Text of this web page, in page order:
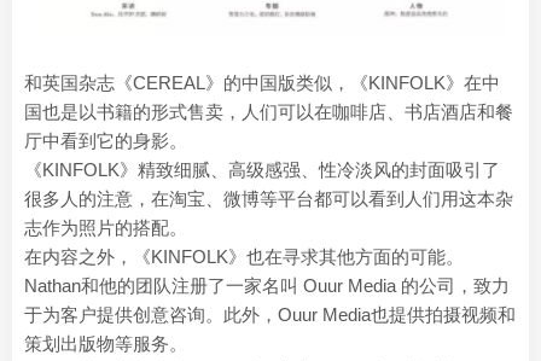
和英国杂志《CEREAL》的中国版类似，《KINFOLK》在中
国也是以书籍的形式售卖，人们可以在咖啡店、书店酒店和餐
厅中看到它的身影。
《KINFOLK》精致细腻、高级感强、性冷淡风的封面吸引了
很多人的注意，在淘宝、微博等平台都可以看到人们用这本杂
志作为照片的搭配。
在内容之外，《KINFOLK》也在寻求其他方面的可能。
Nathan和他的团队注册了一家名叫 Ouur Media 的公司，致力
于为客户提供创意咨询。此外，Ouur Media也提供拍摄视频和
策划出版物等服务。